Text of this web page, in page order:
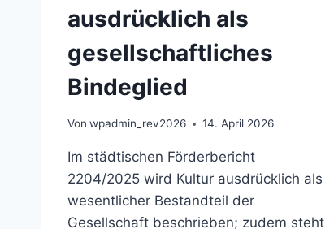
ausdrücklich als
gesellschaftliches
Bindeglied
Von wpadmin_rev2026 14. April 2026
Im städtischen Förderbericht
2204/2025 wird Kultur ausdrücklich als
wesentlicher Bestandteil der
Gesellschaft beschrieben; zudem steht